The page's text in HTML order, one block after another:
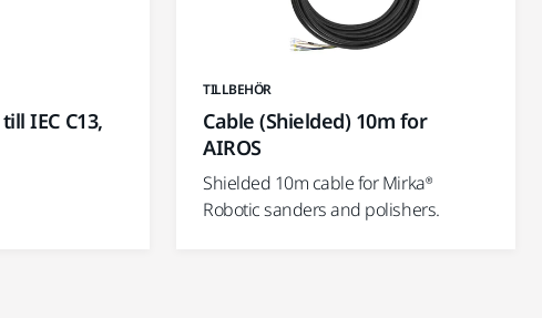
IEC C13,
TILLBEHÖR
Cable (Shielded) 10m for
AIROS
Shielded 10m cable for Mirka®
Robotic sanders and polishers.